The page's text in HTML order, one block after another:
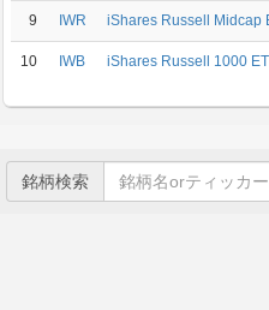
9 IWR iShares Russell Midcap
10 IWB iShares Russell 1000
銘柄検索